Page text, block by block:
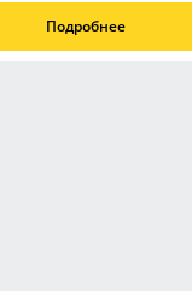
Подробнее